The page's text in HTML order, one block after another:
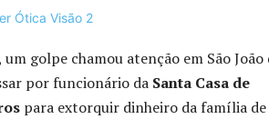
golpe chamou atenção em São João
por funcionário da Santa Casa de
para extorquir dinheiro da família